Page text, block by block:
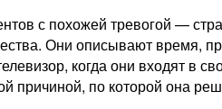
с похожей тревогой —
Они описывают время,
когда они входят в
причиной, по которой она